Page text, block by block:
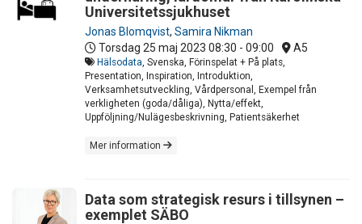
Universitetssjukhuset
Jonas Blomqvist, Samira Nikman
Torsdag 25 maj 2023 08:30 - 09:00 A5
Hälsodata , Svenska, Förinspelat + På plats,
Presentation, Inspiration, Introduktion,
Verksamhetsutveckling, Vårdpersonal, Exempel från
verkligheten (goda/dåliga), Nytta/effekt,
Uppföljning/Nulägesbeskrivning, Patientsäkerhet
Mer information
Data som strategisk resurs i tillsynen –
exemplet SÄBO